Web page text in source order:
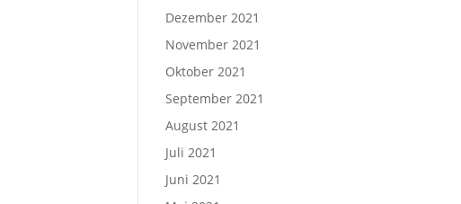
Dezember 2021
November 2021
Oktober 2021
September 2021
August 2021
Juli 2021
Juni 2021